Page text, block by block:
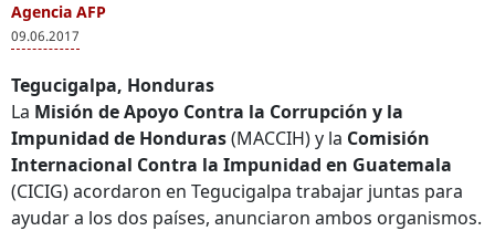
Agencia AFP
09.06.2017
Tegucigalpa, Honduras
La Misión de Apoyo Contra la Corrupción y la
Impunidad de Honduras(MACCIH) y la Comisión
Internacional Contra la Impunidad en Guatemala
(CICIG) acordaron en Tegucigalpa trabajar juntas para
ayudar a los dos países, anunciaron ambos organismos.